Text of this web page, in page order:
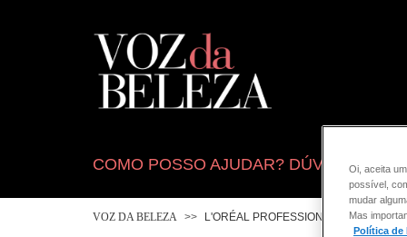
COMO POSSO AJUDAR? DÚVIDAS
VOZ DA BELEZA L'ORÉAL PROFESSIONNEL
Oi, aceita
possível,
mudar
Mas
Política de